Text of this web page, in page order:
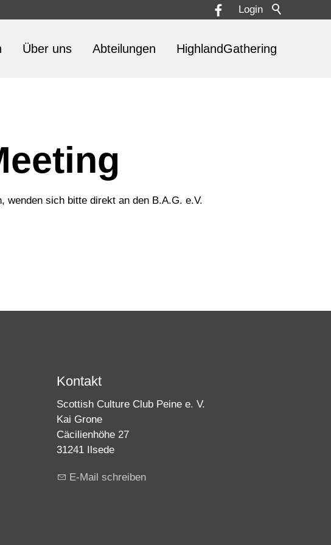
Login
Über uns Abteilungen HighlandGathering
wenden sich bitte direkt an den B.A.G. e.V.
Kontakt
Scottish Culture Club Peine e. V.
Kai Grone
Cäcilienhöhe 27
31241 Ilsede
E-Mail schreiben